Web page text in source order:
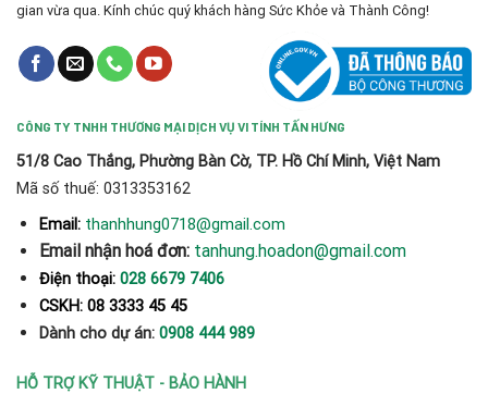
gian vừa qua. Kính chúc quý khách hàng Sức Khỏe và Thành Công!
CÔNG TY TNHH THƯƠNG MẠI DỊCH VỤ VI TÍNH TẤN HƯNG
51/8 Cao Thắng, Phường Bàn Cờ, TP. Hồ Chí Minh, Việt Nam
Mã số thuế: 0313353162
Email: thanhhung0718@gmail.com
Email nhận hoá đơn: tanhung.hoadon@gmail.com
Điện thoại: 028 6679 7406
CSKH: 08 3333 45 45
Dành cho dự án: 0908 444 989
HỖ TRỢ KỸ THUẬT - BẢO HÀNH